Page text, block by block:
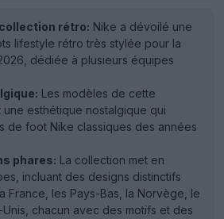
rétro: Nike a dévoilé une
lifestyle rétro très stylée pour la
dédiée à plusieurs équipes
Les modèles de cette
esthétique nostalgique qui
de foot Nike classiques des années
phares: La collection met en
incluant des designs distinctifs
France, les Pays-Bas, la Norvège, le
Unis, chacun avec des motifs et des